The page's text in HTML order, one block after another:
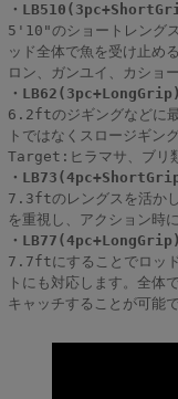
・
5'10"のショートレング
ッド全体で魚を受け止
ロン、ガンユイ、カショ
・
6.2ftのジギングなどに最
トではなくスロージギン
Target:ヒラマサ、ブリ
・
7.3ftのレングスを活かし
を重視し、アクション時
・
7.7ftにすることでロッド
トにも対応します。全体
キャッチすることが可能で